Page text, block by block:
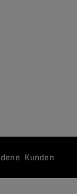
Kunden